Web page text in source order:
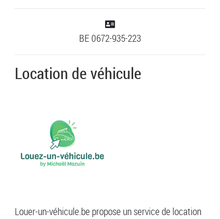
BE 0672-935-223
Location de véhicule
Louer-un-véhicule.be propose un service de location